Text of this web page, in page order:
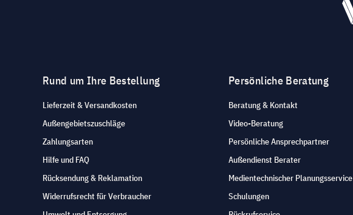
Rund um Ihre Bestellung
Lieferzeit & Versandkosten
Außengebietszuschläge
Zahlungsarten
Hilfe und FAQ
Rücksendung & Reklamation
Widerrufsrecht für Verbraucher
Persönliche Beratung
Beratung & Kontakt
Video-Beratung
Persönliche Ansprechpartner
Außendienst Berater
Medientechnischer Planungsservice
Schulungen